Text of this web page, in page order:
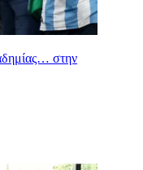
στην